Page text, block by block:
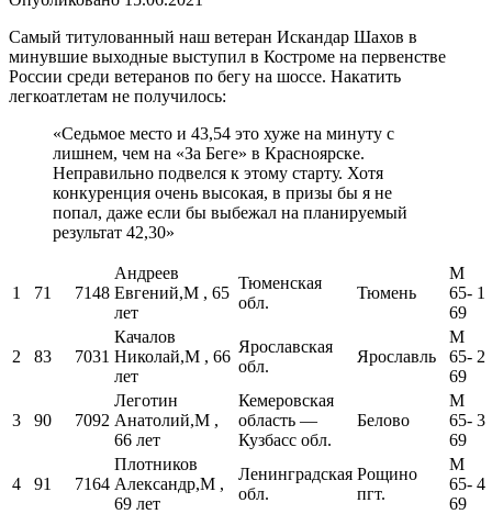
Самый титулованный наш ветеран Искандар Шахов в
минувшие выходные выступил в Костроме на первенстве
России среди ветеранов по бегу на шоссе. Накатить
легкоатлетам не получилось:
«Седьмое место и 43,54 это хуже на минуту с
лишнем, чем на «За Беге» в Красноярске.
Неправильно подвелся к этому старту. Хотя
конкуренция очень высокая, в призы бы я не
попал, даже если бы выбежал на планируемый
результат 42,30»
1 71 7148
Андреев
Евгений,М , 65
лет
Тюменская
обл.
Тюмень
М
65-
69
1
2 83 7031
Качалов
Николай,М , 66
лет
Ярославская
обл.
Ярославль
М
65-
69
2
3 90 7092
Леготин
Анатолий,М ,
66 лет
Кемеровская
область —
Кузбасс обл.
Белово
М
65-
69
3
4 91 7164
Плотников
Александр,М ,
69 лет
Ленинградская
обл.
Рощино
пгт.
М
65-
69
4